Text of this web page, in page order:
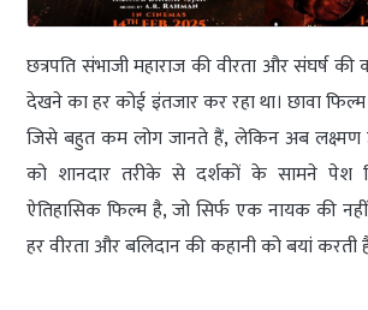
छत्रपति संभाजी महाराज की वीरता और संघर्ष की
देखने का हर कोई इंतजार कर रहा था। छावा
जिसे बहुत कम लोग जानते हैं, लेकिन अब
को शानदार तरीके से दर्शकों के सामने पेश
ऐतिहासिक फिल्म है, जो सिर्फ एक नायक की
हर वीरता और बलिदान की कहानी को बयां करती